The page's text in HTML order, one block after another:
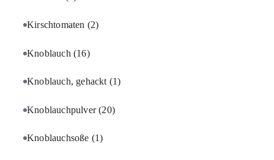
Kirschtomaten (2)
Knoblauch (16)
Knoblauch, gehackt (1)
Knoblauchpulver(20)
Knoblauchsoße (1)